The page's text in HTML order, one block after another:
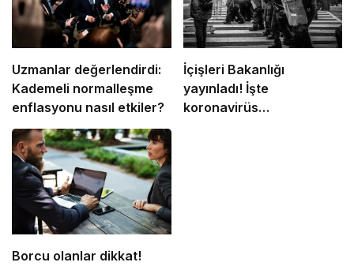
Uzmanlar değerlendirdi:
Kademeli normalleşme
enflasyonu nasıl etkiler?
İçişleri Bakanlığı
yayınladı! İşte
koronavirüs
Borcu olanlar dikkat!